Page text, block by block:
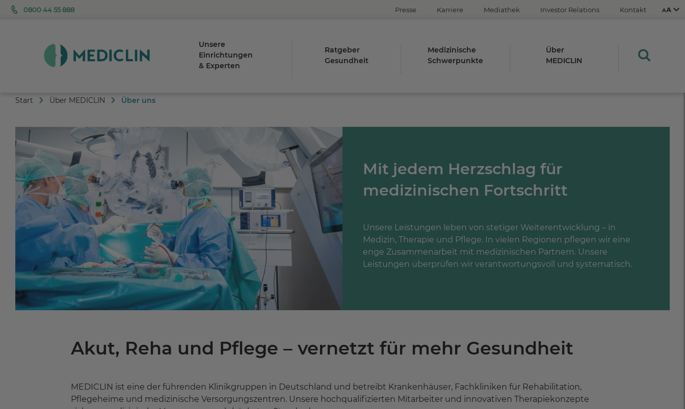
0800 44 55 888 Presse Karriere Mediathek Investor Relations Kontakt
Unsere
Einrichtungen
& Experten
Ratgeber
Gesundheit
Medizinische
Schwerpunkte
Über
MEDICLIN
Start Über MEDICLIN Über uns
Mit jedem Herzschlag für
medizinischen Fortschritt
Unsere Leistungen leben von stetiger Weiterentwicklung – in
Medizin, Therapie und Pflege. In vielen Regionen pflegen wir eine
enge Zusammenarbeit mit medizinischen Partnern. Unsere
Leistungen überprüfen wir verantwortungsvoll und systematisch.
Akut, Reha und Pflege – vernetzt für mehr Gesundheit
MEDICLIN ist eine der führenden Klinikgruppen in Deutschland und betreibt Krankenhäuser, Fachkliniken für Rehabilitation,
Pflegeheime und medizinische Versorgungszentren. Unsere hochqualifizierten Mitarbeiter und innovativen Therapiekonzepte